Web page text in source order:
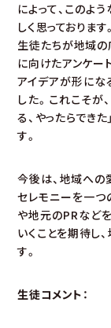
によって、このよ
しく思っております。
生徒たちが地域の
に向けたアンケー
アイデアが形にな
した。これこそが
る、やったらでき
す。
今後は、地域への
セレモニーを一つ
や地元のPRなど
いくことを期待し
す。
生徒コメント：